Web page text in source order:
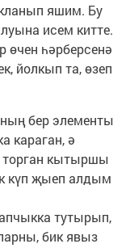
яшим. Бу
исем китте.
өчен һәрберсенә
йолкып та, өзеп
бер элементы
караган, ә
торган кытыршы
күп җыеп алдым
тутырып,
бик явыз